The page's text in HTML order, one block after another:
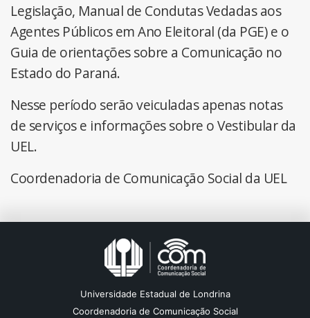
Legislação, Manual de Condutas Vedadas aos
Agentes Públicos em Ano Eleitoral (da PGE) e o
Guia de orientações sobre a Comunicação no
Estado do Paraná.
Nesse período serão veiculadas apenas notas
de serviços e informações sobre o Vestibular da
UEL.
Coordenadoria de Comunicação Social da UEL
Universidade Estadual de Londrina
Coordenadoria de Comunicação Social